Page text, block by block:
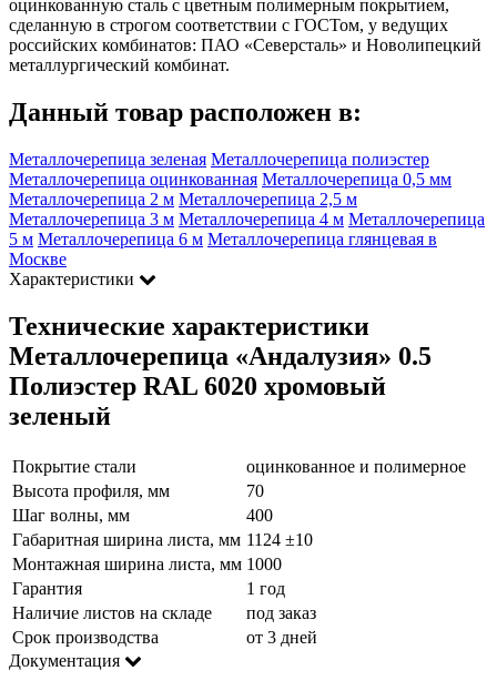
оцинкованную сталь с цветным полимерным покрытием,
сделанную в строгом соответствии с ГОСТом, у ведущих
российских комбинатов: ПАО «Северсталь» и Новолипецкий
металлургический комбинат.
Данный товар расположен в:
Металлочерепица зеленая Металлочерепица полиэстер
Металлочерепица оцинкованная Металлочерепица 0,5 мм
Металлочерепица 2 м Металлочерепица 2,5 м
Металлочерепица 3 м Металлочерепица 4 м Металлочерепица
5 м Металлочерепица 6 м Металлочерепица глянцевая в
Москве
Характеристики
Технические характеристики
Металлочерепица «Андалузия» 0.5
Полиэстер RAL 6020 хромовый
зеленый
Покрытие стали
оцинкованное и полимерное
Высота профиля, мм
70
Шаг волны, мм
400
Габаритная ширина листа, мм 1124 ±10
Монтажная ширина листа, мм 1000
Гарантия
1 год
Наличие листов на складе
под заказ
Срок производства
от 3 дней
Документация